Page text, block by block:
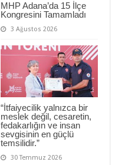
MHP Adana’da 15 İlçe
Kongresini Tamamladı
3 Ağustos 2026
“İtfaiyecilik yalnızca bir
meslek değil, cesaretin,
fedakarlığın ve insan
sevgisinin en güçlü
temsilidir.”
30 Temmuz 2026